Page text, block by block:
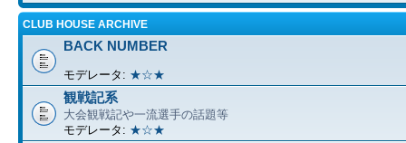
CLUB HOUSE ARCHIVE
BACK NUMBER
モデレータ: ★☆★
観戦記系
大会観戦記や一流選手の話題等
モデレータ: ★☆★